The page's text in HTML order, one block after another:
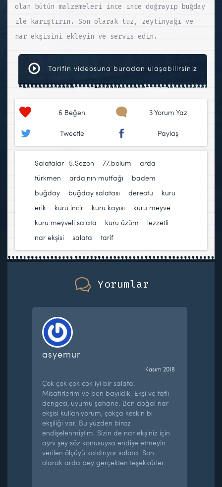
olan bütün malzemeleri ince ince doğrayıp buğday
ile karıştırın. Son olarak tuz, zeytinyağı ve
nar ekşisini ekleyin ve servis edin.
Tarifin videosuna buradan ulaşabilirsiniz
6 Beğen 3 Yorum Yaz
Tweetle Paylaş
Salatalar 5.Sezon 77.bölüm
arda
türkmen
arda'nın mutfağı badem
buğday
buğday salatası dereotu
kuru
erik
kuru incir kuru kayısı kuru meyve
kuru meyveli salata
kuru üzüm lezzetli
nar ekşisi
salata tarif
Yorumlar
asyemur
Kasım 2018
Çok çok çok çok iyi bir salata.
Misafirlerim ve ben bayıldık. Ekşi ve tatlı
dengesi, uyumu şahane. Ben doğal nar
ekşisi kullanıyorum, çokça keskin bi
ekşiliği var. Bu yüzden biraz
endişelenmiştim. Sizin de nar ekşiniz için
aynı şey söz konusuysa endişe etmeyin
verilen ölçüyü kaldırıyor salata. Son
olarak arda bey gerçekten teşekkürler.